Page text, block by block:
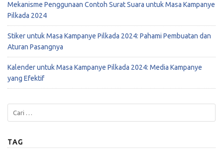
Mekanisme Penggunaan Contoh Surat Suara untuk Masa Kampanye
Pilkada 2024
Stiker untuk Masa Kampanye Pilkada 2024: Pahami Pembuatan dan
Aturan Pasangnya
Kalender untuk Masa Kampanye Pilkada 2024: Media Kampanye
yang Efektif
TAG